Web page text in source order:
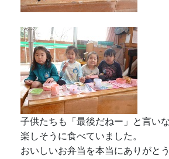
子供たちも「最後だねー」と言い
楽しそうに食べていました。
おいしいお弁当を本当にありがとう